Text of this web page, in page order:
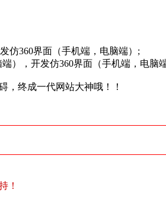
仿360界面（手机端，电脑端）;
），开发仿360界面（手机端，电脑端
，终成一代网站大神哦！！
！